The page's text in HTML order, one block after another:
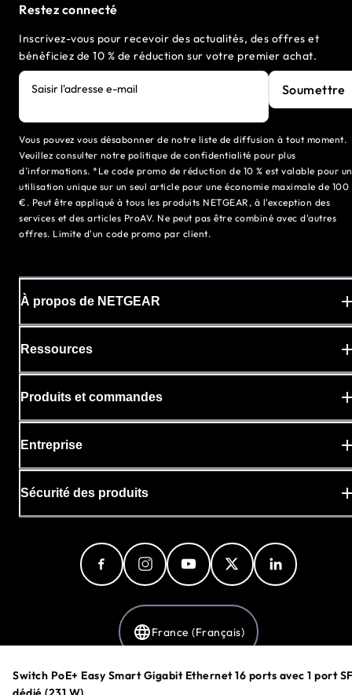
Switch PoE+ Easy Smart Gigabit Ethernet 16 ports avec 1 port
Restez connecté
Inscrivez-vous pour recevoir des actualités, des offres et
bénéficiez de 10 % de réduction sur votre premier achat.
Saisir l'adresse e-mail Soumettre
Vous pouvez vous désabonner de notre liste de diffusion à tout moment.
Veuillez consulter notre politique de confidentialité pour plus
d'informations. *Le code promo de réduction de 10 % est valable pour
utilisation unique sur un seul article pour une économie maximale de 100
€. Peut être appliqué à tous les produits NETGEAR, à l'exception des
services et des articles ProAV. Ne peut pas être combiné avec d'autres
offres. Limite d'un code promo par client.
À propos de NETGEAR
Ressources
Produits et commandes
Entreprise
Sécurité des produits
France (Français)